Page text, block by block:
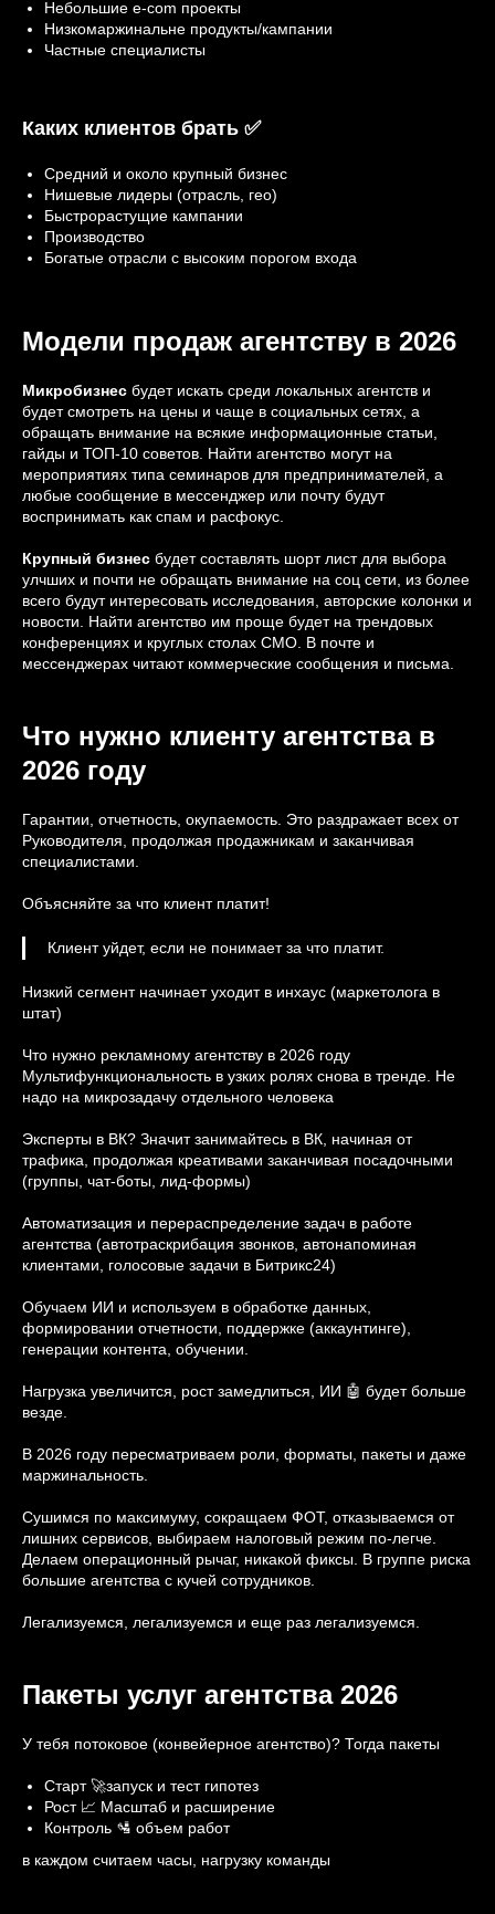
Небольшие e-com проекты
Низкомаржинальне продукты/кампании
Частные специалисты
Каких клиентов брать ✅
Средний и около крупный бизнес
Нишевые лидеры (отрасль, гео)
Быстрорастущие кампании
Производство
Богатые отрасли с высоким порогом входа
Модели продаж агентству в 2026
Микробизнес будет искать среди локальных агентств и
будет смотреть на цены и чаще в социальных сетях, а
обращать внимание на всякие информационные статьи,
гайды и ТОП-10 советов. Найти агентство могут на
мероприятиях типа семинаров для предпринимателей, а
любые сообщение в мессенджер или почту будут
воспринимать как спам и расфокус.
Крупный бизнес будет составлять шорт лист для выбора
улчших и почти не обращать внимание на соц сети, из более
всего будут интересовать исследования, авторские колонки и
новости. Найти агентство им проще будет на трендовых
конференциях и круглых столах СМО. В почте и
мессенджерах читают коммерческие сообщения и письма.
Что нужно клиенту агентства в
2026 году
Гарантии, отчетность, окупаемость. Это раздражает всех от
Руководителя, продолжая продажникам и заканчивая
специалистами.
Объясняйте за что клиент платит!
Клиент уйдет, если не понимает за что платит.
Низкий сегмент начинает уходит в инхаус (маркетолога в
штат)
Что нужно рекламному агентству в 2026 году
Мультифункциональность в узких ролях снова в тренде. Не
надо на микрозадачу отдельного человека
Эксперты в ВК? Значит занимайтесь в ВК, начиная от
трафика, продолжая креативами заканчивая посадочными
(группы, чат-боты, лид-формы)
Автоматизация и перераспределение задач в работе
агентства (автотраскрибация звонков, автонапоминая
клиентами, голосовые задачи в Битрикс24)
Обучаем ИИ и используем в обработке данных,
формировании отчетности, поддержке (аккаунтинге),
генерации контента, обучении.
Нагрузка увеличится, рост замедлиться, ИИ 🤖 будет больше
везде.
В 2026 году пересматриваем роли, форматы, пакеты и даже
маржинальность.
Сушимся по максимуму, сокращаем ФОТ, отказываемся от
лишних сервисов, выбираем налоговый режим по-легче.
Делаем операционный рычаг, никакой фиксы. В группе риска
большие агентства с кучей сотрудников.
Легализуемся, легализуемся и еще раз легализуемся.
Пакеты услуг агентства 2026
У тебя потоковое (конвейерное агентство)? Тогда пакеты
Старт 🚀запуск и тест гипотез
Рост 📈 Масштаб и расширение
Контроль 🛂 объем работ
в каждом считаем часы, нагрузку команды